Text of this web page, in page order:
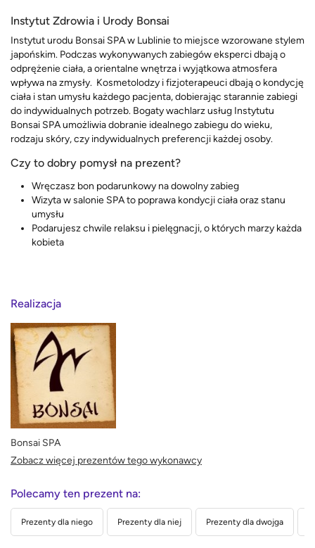
Instytut Zdrowia i Urody Bonsai
Instytut urodu Bonsai SPA w Lublinie to miejsce wzorowane stylem
japońskim. Podczas wykonywanych zabiegów eksperci dbają o
odprężenie ciała, a orientalne wnętrza i wyjątkowa atmosfera
wpływa na zmysły. Kosmetolodzy i fizjoterapeuci dbają o kondycję
ciała i stan umysłu każdego pacjenta, dobierając starannie zabiegi
do indywidualnych potrzeb. Bogaty wachlarz usług Instytutu
Bonsai SPA umożliwia dobranie idealnego zabiegu do wieku,
rodzaju skóry, czy indywidualnych preferencji każdej osoby.
Czy to dobry pomysł na prezent?
Wręczasz bon podarunkowy na dowolny zabieg
Wizyta w salonie SPA to poprawa kondycji ciała oraz stanu
umysłu
Podarujesz chwile relaksu i pielęgnacji, o których marzy każda
kobieta
Realizacja
Bonsai SPA
Zobacz więcej prezentów tego wykonawcy
Polecamy ten prezent na:
Prezenty dla niego Prezenty dla niej Prezenty dla dwojga